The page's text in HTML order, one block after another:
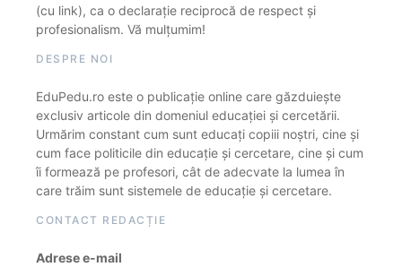
(cu link), ca o declarație reciprocă de respect și
profesionalism. Vă mulțumim!
DESPRE NOI
EduPedu.ro este o publicație online care găzduiește
exclusiv articole din domeniul educației și cercetării.
Urmărim constant cum sunt educați copiii noștri, cine și
cum face politicile din educație și cercetare, cine și cum
îi formează pe profesori, cât de adecvate la lumea în
care trăim sunt sistemele de educație și cercetare.
CONTACT REDACȚIE
Adrese e-mail